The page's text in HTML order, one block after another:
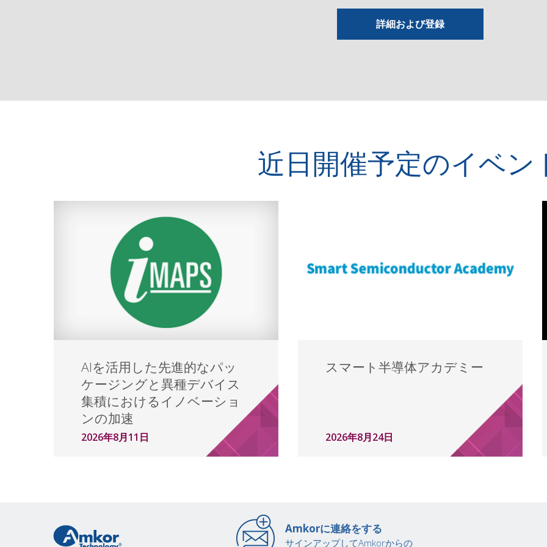
詳細および登録
近日開催予定のイベン
AIを活用した先進的なパッ
ケージングと異種デバイス
集積におけるイノベーショ
ンの加速
2026年8月11日
スマート半導体アカデミー
2026年8月24日
Amkorに連絡をする
サインアップしてAmkorからの